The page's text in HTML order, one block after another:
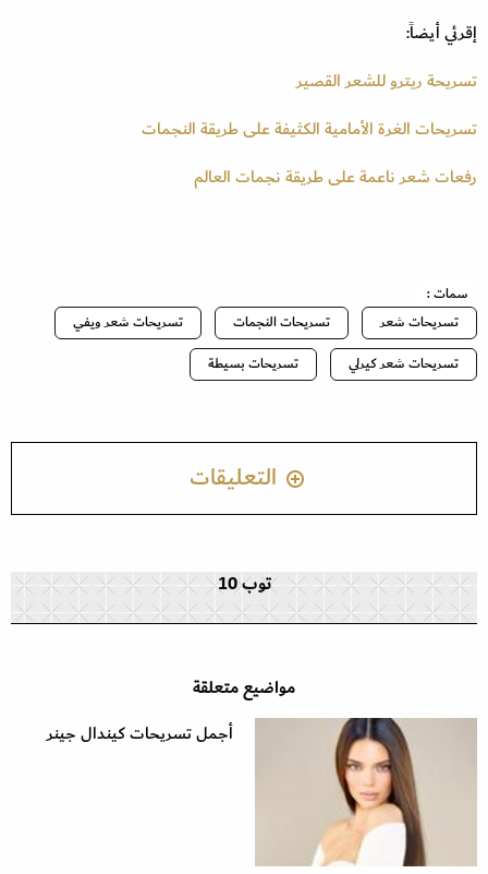
إقرئي أيضاً:
تسريحة ريترو للشعر القصير
تسريحات الغرة الأمامية الكثيفة على طريقة النجمات
رفعات شعر ناعمة على طريقة نجمات العالم
سمات :
تسريحات شعر
تسريحات النجمات
تسريحات شعر ويفي
تسريحات شعر كيرلي
تسريحات بسيطة
التعليقات
توب 10
مواضيع متعلقة
أجمل تسريحات كيندال جينر